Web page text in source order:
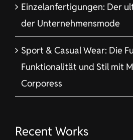
Einzelanfertigungen: Der
der Unternehmensmode
Sport & Casual Wear: Die
Funktionalität und Stil mit
Corporess
Recent Works